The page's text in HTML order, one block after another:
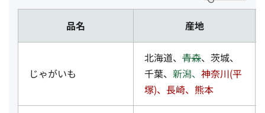
品名 産地
じゃがいも
北海道、 青森、茨城、
千葉、 新潟、 神奈川(平
塚)、長崎、熊本